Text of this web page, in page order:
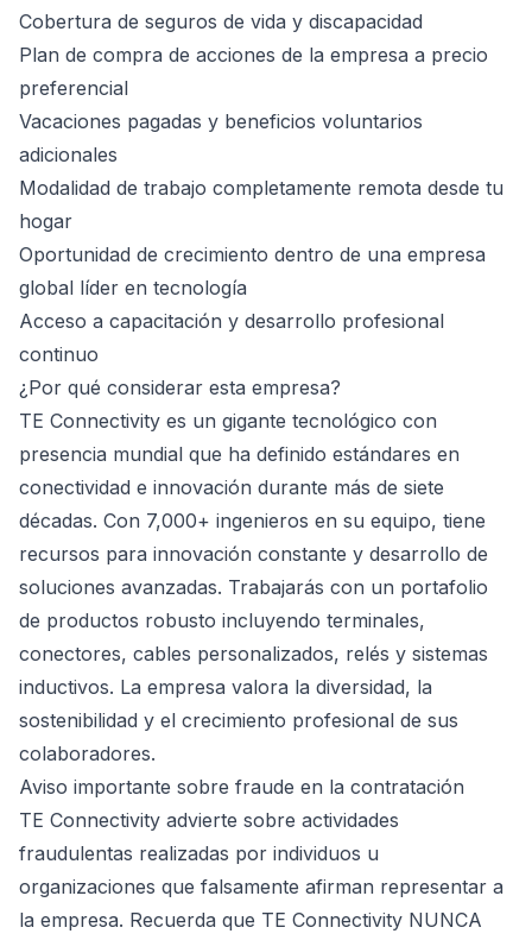
Cobertura de seguros de vida y discapacidad
Plan de compra de acciones de la empresa a precio
preferencial
Vacaciones pagadas y beneficios voluntarios
adicionales
Modalidad de trabajo completamente remota desde tu
hogar
Oportunidad de crecimiento dentro de una empresa
global líder en tecnología
Acceso a capacitación y desarrollo profesional
continuo
¿Por qué considerar esta empresa?
TE Connectivity es un gigante tecnológico con
presencia mundial que ha definido estándares en
conectividad e innovación durante más de siete
décadas. Con 7,000+ ingenieros en su equipo, tiene
recursos para innovación constante y desarrollo de
soluciones avanzadas. Trabajarás con un portafolio
de productos robusto incluyendo terminales,
conectores, cables personalizados, relés y sistemas
inductivos. La empresa valora la diversidad, la
sostenibilidad y el crecimiento profesional de sus
colaboradores.
Aviso importante sobre fraude en la contratación
TE Connectivity advierte sobre actividades
fraudulentas realizadas por individuos u
organizaciones que falsamente afirman representar a
la empresa. Recuerda que TE Connectivity NUNCA